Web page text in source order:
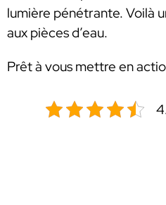
lumière pénétrante. Voilà
aux pièces d’eau.
Prêt à vous mettre en